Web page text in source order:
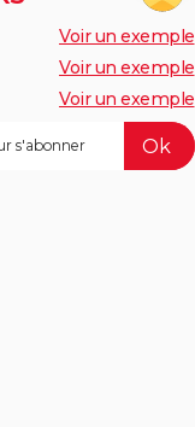
Voir un exemple
Voir un exemple
Voir un exemple